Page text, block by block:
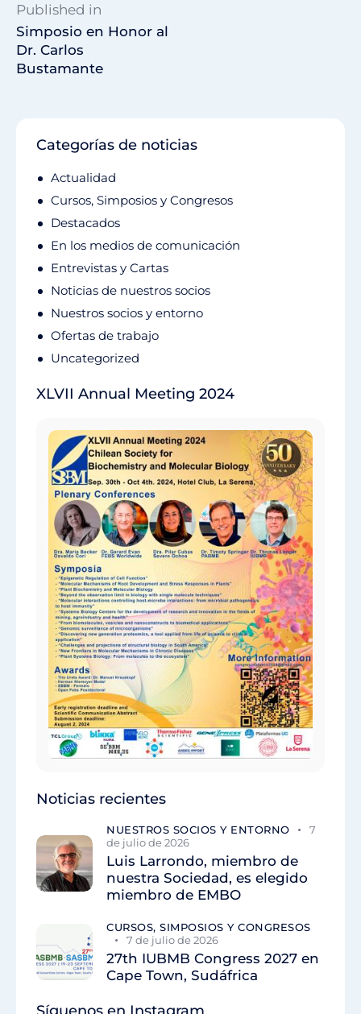
Published in
Simposio en Honor al
Dr. Carlos
Bustamante
Categorías de noticias
Actualidad
Cursos, Simposios y Congresos
Destacados
En los medios de comunicación
Entrevistas y Cartas
Noticias de nuestros socios
Nuestros socios y entorno
Ofertas de trabajo
Uncategorized
XLVII Annual Meeting 2024
Noticias recientes
NUESTROS SOCIOS Y ENTORNO
7
de julio de 2026
Luis Larrondo, miembro de
nuestra Sociedad, es elegido
miembro de EMBO
CURSOS, SIMPOSIOS Y CONGRESOS
7 de julio de 2026
27th IUBMB Congress 2027 en
Cape Town, Sudáfrica